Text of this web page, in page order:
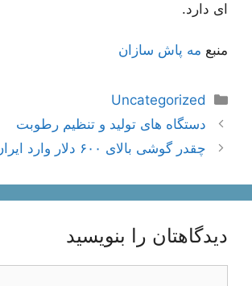
ای دارد.
منبع مه پاش سازان
دسته‌ها
Uncategorized
ناوبری
نوشته‌ها
دستگاه های تولید و تنظیم رطوبت
چقدر گوشی بالای ۶۰۰ دلار وارد ایران شده است؟
دیدگاهتان را بنویسید